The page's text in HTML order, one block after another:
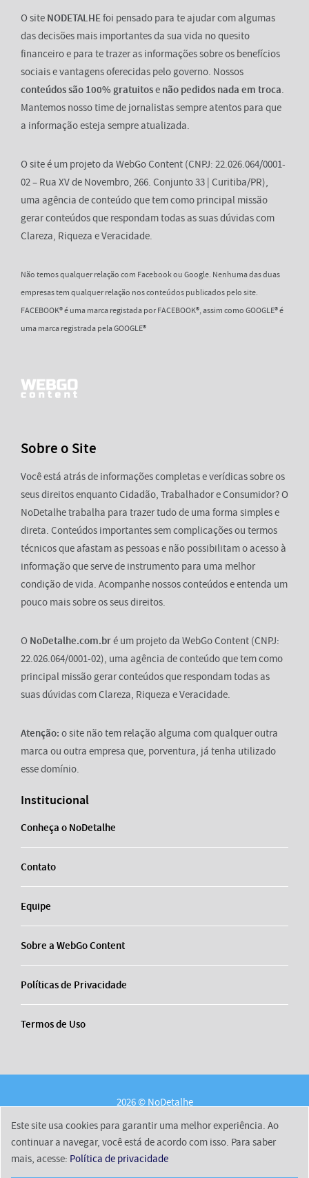
O site NODETALHEfoi pensado para te ajudar com algumas
das decisões mais importantes da sua vida no quesito
financeiro e para te trazer as informações sobre os benefícios
sociais e vantagens oferecidas pelo governo. Nossos
conteúdos são 100% gratuitose não pedidos nada em troca.
Mantemos nosso time de jornalistas sempre atentos para que
a informação esteja sempre atualizada.
O site é um projeto da WebGo Content (CNPJ: 22.026.064/0001-
02 – Rua XV de Novembro, 266. Conjunto 33 | Curitiba/PR),
uma agência de conteúdo que tem como principal missão
gerar conteúdos que respondam todas as suas dúvidas com
Clareza, Riqueza e Veracidade.
Não temos qualquer relação com Facebook ou Google. Nenhuma das duas
empresas tem qualquer relação nos conteúdos publicados pelo site.
FACEBOOK® é uma marca registada por FACEBOOK®, assim como GOOGLE® é
uma marca registrada pela GOOGLE®
Sobre o Site
Você está atrás de informações completas e verídicas sobre os
seus direitos enquanto Cidadão, Trabalhador e Consumidor? O
NoDetalhe trabalha para trazer tudo de uma forma simples e
direta. Conteúdos importantes sem complicações ou termos
técnicos que afastam as pessoas e não possibilitam o acesso à
informação que serve de instrumento para uma melhor
condição de vida. Acompanhe nossos conteúdos e entenda um
pouco mais sobre os seus direitos.
O NoDetalhe.com.bré um projeto da WebGo Content (CNPJ:
22.026.064/0001-02), uma agência de conteúdo que tem como
principal missão gerar conteúdos que respondam todas as
suas dúvidas com Clareza, Riqueza e Veracidade.
Atenção: o site não tem relação alguma com qualquer outra
marca ou outra empresa que, porventura, já tenha utilizado
esse domínio.
Institucional
Conheça o NoDetalhe
Contato
Equipe
Sobre a WebGo Content
Políticas de Privacidade
Termos de Uso
2026 © NoDetalhe
Sobre a WebGo Content
Políticas de Privacidade
Termos de Uso
Este site usa cookies para garantir uma melhor experiência. Ao
continuar a navegar, você está de acordo com isso. Para saber
mais, acesse: Política de privacidade